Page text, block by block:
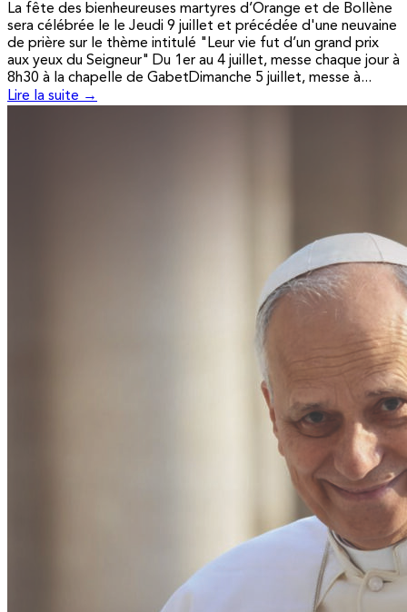
La fête des bienheureuses martyres d’Orange et de Bollène
sera célébrée le le Jeudi 9 juillet et précédée d'une neuvaine
de prière sur le thème intitulé "Leur vie fut d’un grand prix
aux yeux du Seigneur" Du 1er au 4 juillet, messe chaque jour à
8h30 à la chapelle de GabetDimanche 5 juillet, messe à...
Lire la suite →